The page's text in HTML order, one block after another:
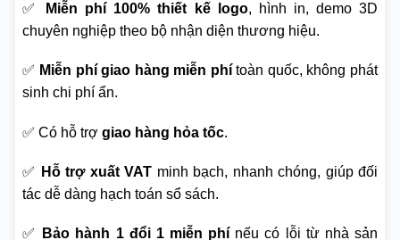
✅ Miễn phí 100% thiết kế logo, hình in, demo 3D
chuyên nghiệp theo bộ nhận diện thương hiệu.
✅ Miễn phí giao hàng miễn phítoàn quốc, không phát
sinh chi phí ẩn.
✅ Có hỗ trợ giao hàng hỏa tốc.
✅ Hỗ trợ xuất VAT minh bạch, nhanh chóng, giúp đối
tác dễ dàng hạch toán sổ sách.
✅ Bảo hành 1 đổi 1 miễn phí nếu có lỗi từ nhà sản